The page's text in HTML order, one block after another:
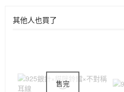
其他人也買了